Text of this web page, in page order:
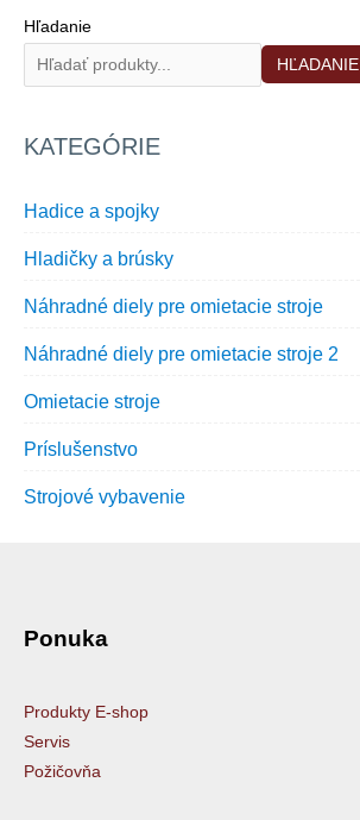
Hľadanie
HĽADANIE
KATEGÓRIE
Hadice a spojky
Hladičky a brúsky
Náhradné diely pre omietacie stroje
Náhradné diely pre omietacie stroje 2
Omietacie stroje
Príslušenstvo
Strojové vybavenie
Ponuka
Produkty E-shop
Servis
Požičovňa